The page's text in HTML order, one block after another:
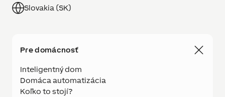
Slovakia (SK)
Pre domácnosť
Inteligentný dom
Domáca automatizácia
Koľko to stojí?